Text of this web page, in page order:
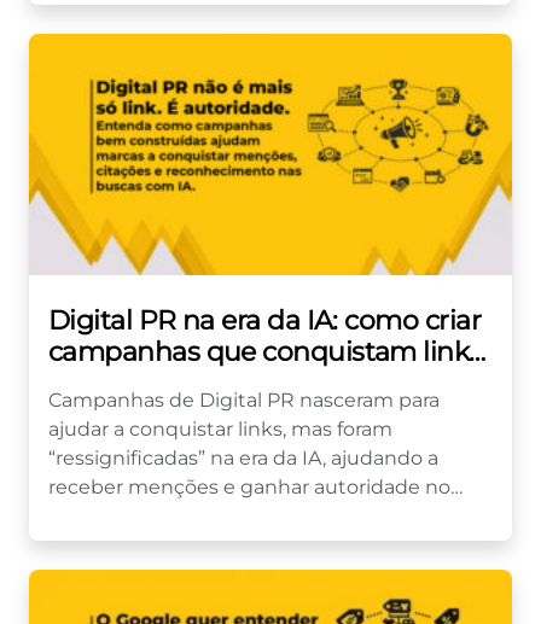
Digital PR na era da IA: como criar
campanhas que conquistam links,
Campanhas de Digital PR nasceram para
ajudar a conquistar links, mas foram
“ressignificadas” na era da IA, ajudando a
receber menções e ganhar autoridade no